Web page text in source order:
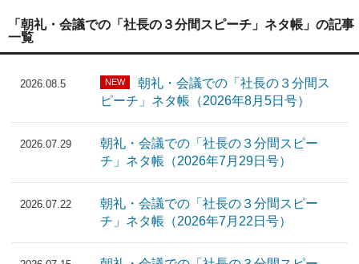
「朝礼・会議での「社長の３分間スピーチ」ネタ帳」の記事
一覧
2026.08.5 NEW
朝礼・会議での「社長の３分間ス
ピーチ」ネタ帳（2026年8月5日号）
2026.07.29
朝礼・会議での「社長の３分間スピー
チ」ネタ帳（2026年7月29日号）
2026.07.22
朝礼・会議での「社長の３分間スピー
チ」ネタ帳（2026年7月22日号）